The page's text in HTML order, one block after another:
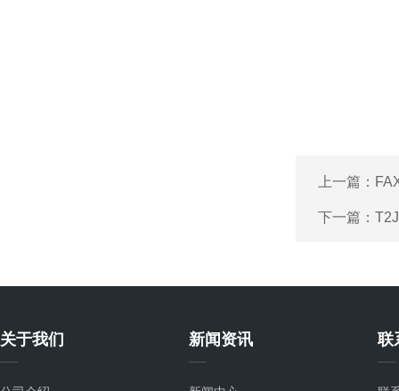
上一篇：
下一篇：
关于我们 新闻资讯 联